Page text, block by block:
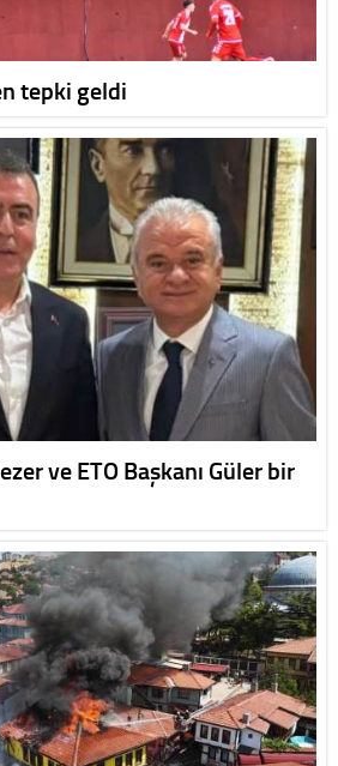
tepki geldi
ve ETO Başkanı Güler bir